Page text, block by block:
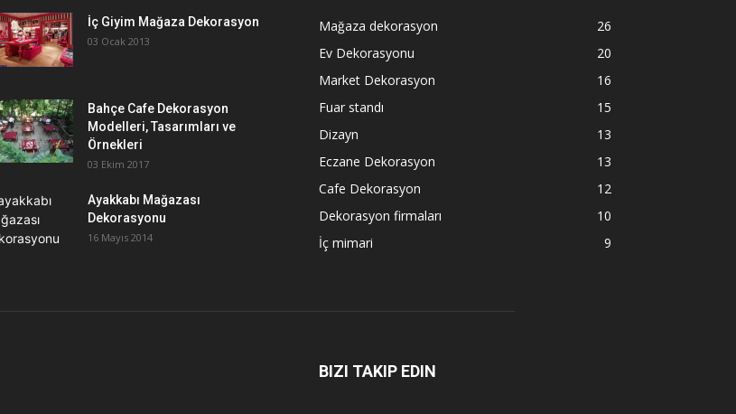
İç Giyim Mağaza Dekorasyon
03 Ocak 2013
Bahçe Cafe Dekorasyon
Modelleri, Tasarımları ve
Örnekleri
03 Ekim 2017
Ayakkabı Mağazası
Dekorasyonu
16 Mayıs 2014
Mağaza dekorasyon
26
Ev Dekorasyonu
20
Market Dekorasyon
16
Fuar standı
15
Dizayn
13
Eczane Dekorasyon
13
Cafe Dekorasyon
12
Dekorasyon firmaları
10
İç mimari
9
BIZI TAKIP EDIN